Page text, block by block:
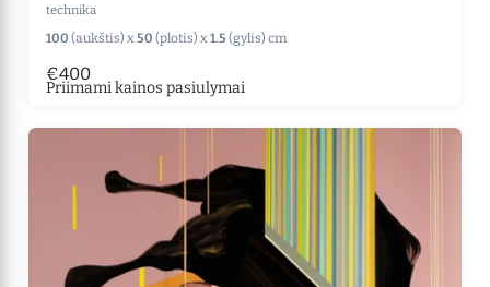
technika
100 (aukštis) x 50 (plotis) x 1.5 (gylis) cm
€400
Priimami kainos pasiulymai